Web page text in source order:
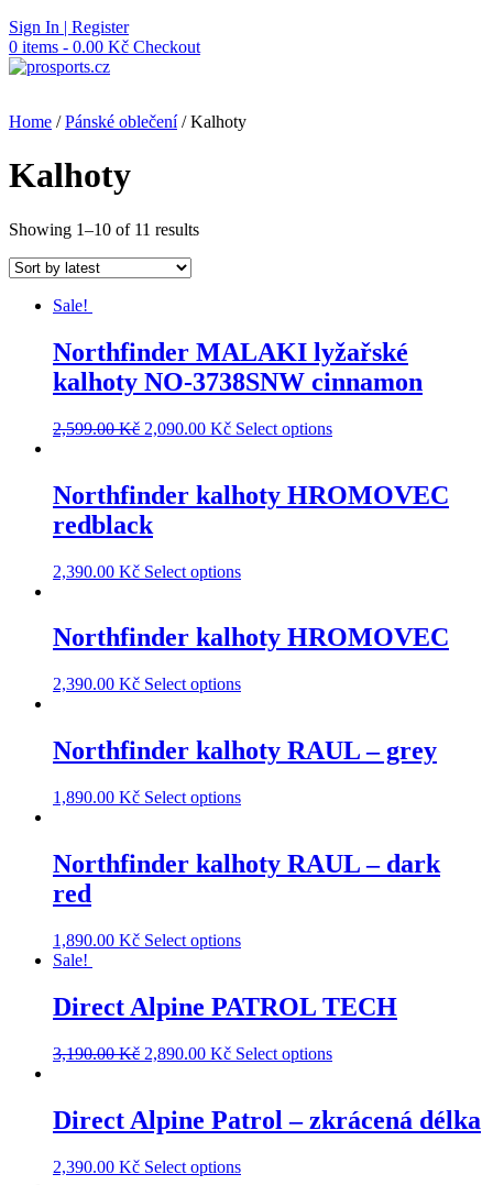
Skip
to
content
Sign In | Register
0 items - 0.00 Kč Checkout
Home /Pánské oblečení/ Kalhoty
Kalhoty
Showing 1–10 of 11 results
Sale!
Northfinder MALAKI lyžařské
kalhoty NO-3738SNW cinnamon
2,599.00Kč 2,090.00 Kč Select options
Northfinder kalhoty HROMOVEC
redblack
2,390.00 Kč Select options
Northfinder kalhoty HROMOVEC
2,390.00 Kč Select options
Northfinder kalhoty RAUL – grey
1,890.00 Kč Select options
Northfinder kalhoty RAUL – dark
red
1,890.00 Kč Select options
Sale!
Direct Alpine PATROL TECH
3,190.00Kč 2,890.00 Kč Select options
Direct Alpine Patrol – zkrácená délka
2,390.00 Kč Select options